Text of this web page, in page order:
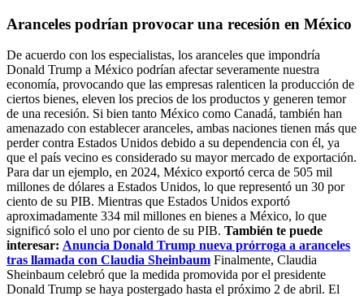
Aranceles podrían provocar una recesión en México
De acuerdo con los especialistas, los aranceles que impondría
Donald Trump a México podrían afectar severamente nuestra
economía, provocando que las empresas ralenticen la producción de
ciertos bienes, eleven los precios de los productos y generen temor
de una recesión. Si bien tanto México como Canadá, también han
amenazado con establecer aranceles, ambas naciones tienen más que
perder contra Estados Unidos debido a su dependencia con él, ya
que el país vecino es considerado su mayor mercado de exportación.
Para dar un ejemplo, en 2024, México exportó cerca de 505 mil
millones de dólares a Estados Unidos, lo que representó un 30 por
ciento de su PIB. Mientras que Estados Unidos exportó
aproximadamente 334 mil millones en bienes a México, lo que
significó solo el uno por ciento de su PIB. También te puede
interesar: Anuncia Donald Trump nueva prórroga a aranceles
tras llamada con Claudia Sheinbaum Finalmente, Claudia
Sheinbaum celebró que la medida promovida por el presidente
Donald Trump se haya postergado hasta el próximo 2 de abril. El